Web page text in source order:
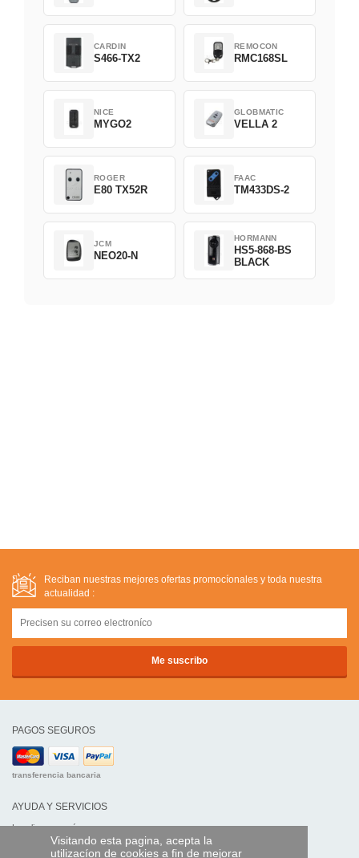
Visitando esta pagina, acepta la
utilizacíon de cookies a fin de mejorar
CARDIN
S466-TX2
REMOCON
RMC168SL
NICE
MYGO2
GLOBMATIC
VELLA 2
ROGER
E80 TX52R
FAAC
TM433DS-2
JCM
NEO20-N
HORMANN
HS5-868-BS
BLACK
Reciban nuestras mejores ofertas promocíonales y toda nuestra
actualidad :
PAGOS SEGUROS
transferencia bancaria
AYUDA Y SERVICIOS
Localice su envío